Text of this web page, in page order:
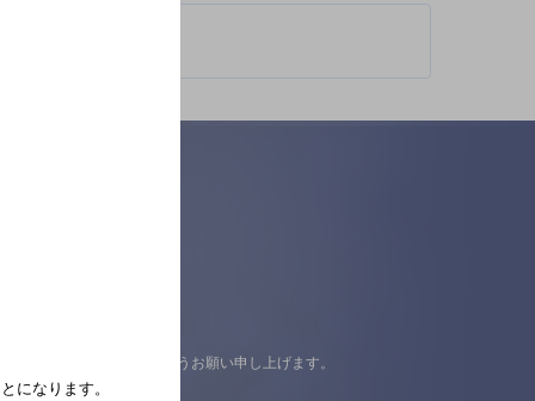
の上ご来店くださいますようお願い申し上げます。
になります。